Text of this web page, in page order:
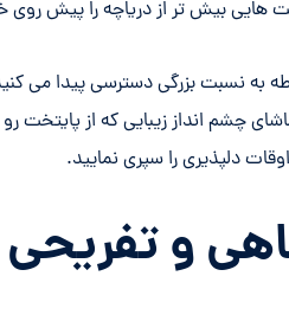
هایی بیش تر از دریاچه را پیش
به نسبت بزرگی دسترسی پیدا می
چشم انداز زیبایی که از پایتخت
دلپذیری را سپری نمایید.
و